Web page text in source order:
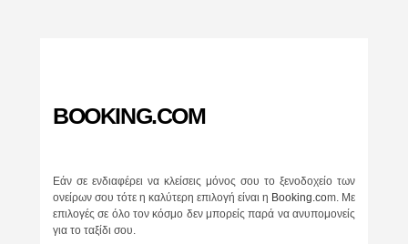
BOOKING.COM
Εάν σε ενδιαφέρει να κλείσεις μόνος σου το ξενοδοχείο των
ονείρων σου τότε η καλύτερη επιλογή είναι η Booking.com. Με
επιλογές σε όλο τον κόσμο δεν μπορείς παρά να ανυπομονείς
για το ταξίδι σου.